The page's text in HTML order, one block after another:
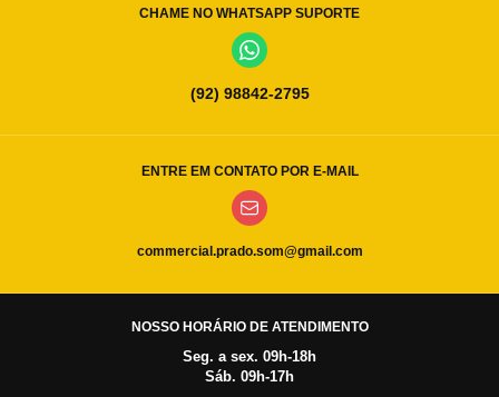
CHAME NO WHATSAPP SUPORTE
(92) 98842-2795
ENTRE EM CONTATO POR E-MAIL
commercial.prado.som@gmail.com
NOSSO HORÁRIO DE ATENDIMENTO
Seg. a sex. 09h-18h
Sáb. 09h-17h